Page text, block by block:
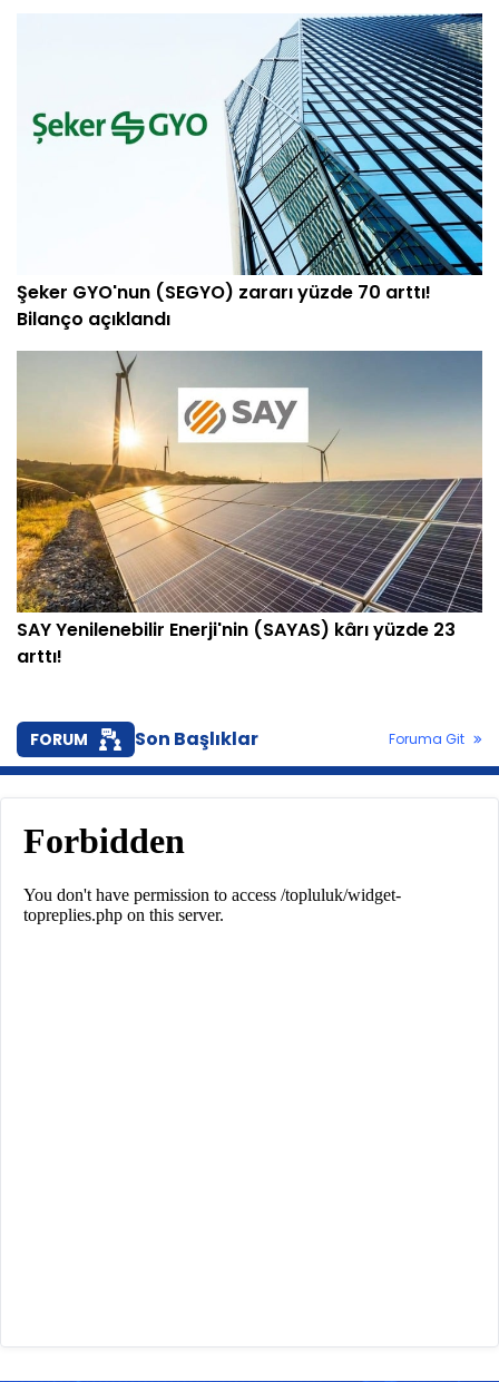
Şeker GYO'nun (SEGYO) zararı yüzde 70 arttı!
Bilanço açıklandı
SAY Yenilenebilir Enerji'nin (SAYAS) kârı yüzde 23
arttı!
FORUM Son Başlıklar Foruma Git